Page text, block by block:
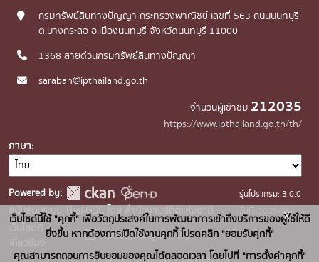
กรมทรัพย์สินทางปัญญา กระทรวงพาณิชย์ เลขที่ 563 ถนนนนทบุรี
ต.บางกระสอ อ.เมืองนนทบุรี จังหวัดนนทบุรี 11000
1368 สายด่วนกรมทรัพย์สินทางปัญญา
saraban@ipthailand.go.th
จำนวนผู้เข้าชม 212035
https://www.ipthailand.go.th/th/
ภาษา
Powered by:
สนับสนุนระบบ Thai-GDC โดย สำนักงานสถิติแห่งชาติ
ระบบบัญชีข้อมูลภาครัฐ
รุ่นโปรแกรม: 3.0.0
วันที่: 2025-05-
30
เว็บไซต์นี้ใช้ "คุกกี้" เพื่อวัตถุประสงค์ในการพัฒนาการเข้าถึงบริการของผู้ใช้ให้ดี
ยิ่งขึ้น หากต้องการเปิดใช้งานคุกกี้ โปรดคลิก "ยอมรับคุกกี้"
คุณสามารถถอนการยินยอมของคุณได้ตลอดเวลา โดยไปที่ "การตั้งค่าคุกกี้"
x